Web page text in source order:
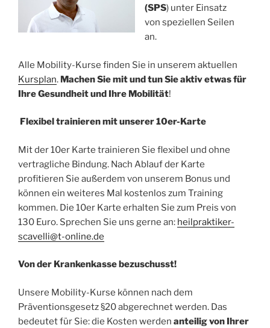
(SPS) unter Einsatz
von speziellen Seilen
an.
Alle Mobility-Kurse finden Sie in unserem aktuellen
Kursplan. Machen Sie mit und tun Sie aktiv etwas für
Ihre Gesundheit und Ihre Mobilität!
Flexibel trainieren mit unserer 10er-Karte
Mit der 10er Karte trainieren Sie flexibel und ohne
vertragliche Bindung. Nach Ablauf der Karte
profitieren Sie außerdem von unserem Bonus und
können ein weiteres Mal kostenlos zum Training
kommen. Die 10er Karte erhalten Sie zum Preis von
130 Euro. Sprechen Sie uns gerne an: heilpraktiker-
scavelli@t-online.de
Von der Krankenkasse bezuschusst!
Unsere Mobility-Kurse können nach dem
Präventionsgesetz §20 abgerechnet werden. Das
bedeutet für Sie: die Kosten werden anteilig von Ihrer